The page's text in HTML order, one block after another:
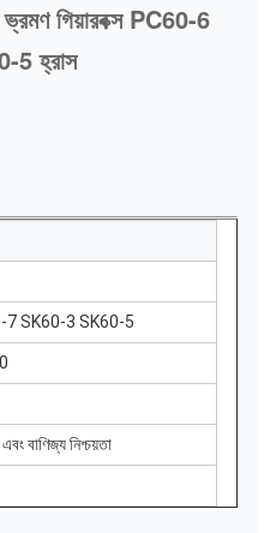
গিয়ারবক্স PC60-6
হ্রাস
7 SK60-3 SK60-5
বাণিজ্য নিশ্চয়তা